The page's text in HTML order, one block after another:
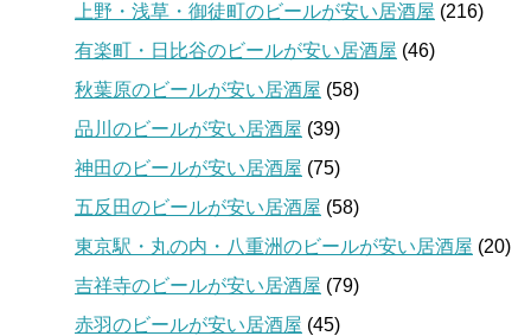
上野・浅草・御徒町のビールが安い居酒屋 (216)
有楽町・日比谷のビールが安い居酒屋 (46)
秋葉原のビールが安い居酒屋 (58)
品川のビールが安い居酒屋 (39)
神田のビールが安い居酒屋 (75)
五反田のビールが安い居酒屋 (58)
東京駅・丸の内・八重洲のビールが安い居酒屋 (20)
吉祥寺のビールが安い居酒屋 (79)
赤羽のビールが安い居酒屋 (45)